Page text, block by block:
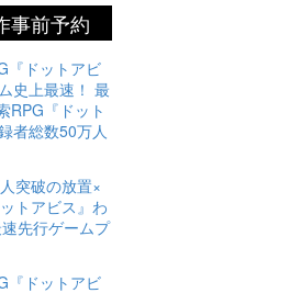
事前予約
『ドットアビ
史上最速！ 最
RPG『ドット
者総数50万人
突破の放置×
トアビス』わ
先行ゲームプ
『ドットアビ